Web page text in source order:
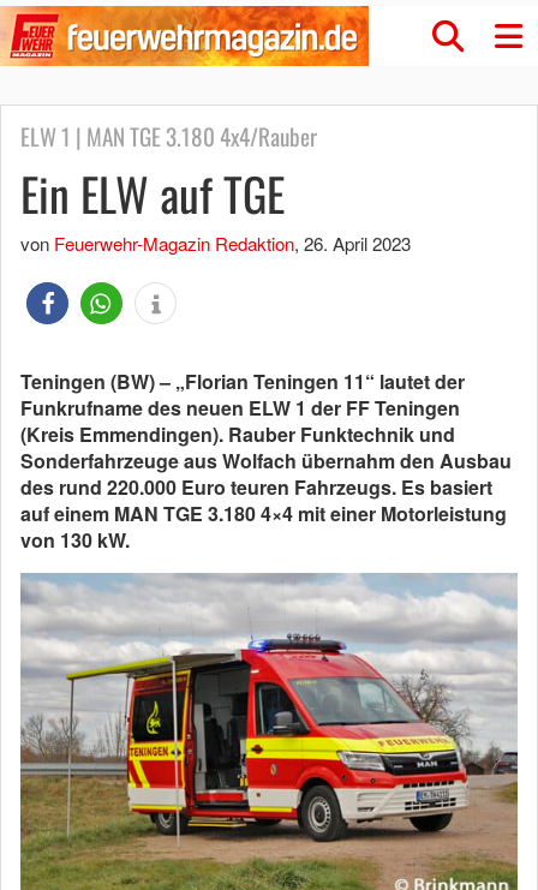
ELW 1 | MAN TGE 3.180 4x4/Rauber
Ein ELW auf TGE
von Feuerwehr-Magazin Redaktion, 26. April 2023
Teningen (BW) – „Florian Teningen 11“ lautet der
Funkrufname des neuen ELW 1 der FF Teningen
(Kreis Emmendingen). Rauber Funktechnik und
Sonderfahrzeuge aus Wolfach übernahm den Ausbau
des rund 220.000 Euro teuren Fahrzeugs. Es basiert
auf einem MAN TGE 3.180 4×4 mit einer Motorleistung
von 130 kW.